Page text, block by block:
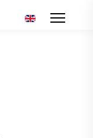
Επιλέξτε τη